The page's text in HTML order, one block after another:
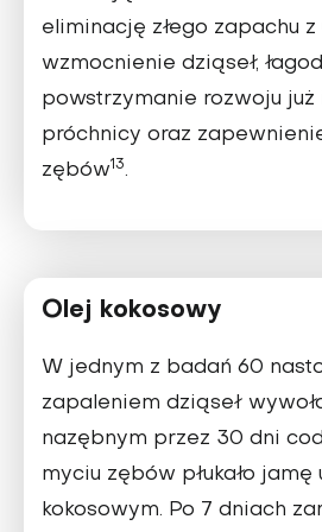
eliminację złego zapachu z
wzmocnienie dziąseł,
powstrzymanie rozwoju
próchnicy oraz
zębów13.
Olej kokosowy
W jednym z badań 60
zapaleniem dziąseł
nazębnym przez 30 dni
myciu zębów płukało jamę
kokosowym. Po 7 dniach